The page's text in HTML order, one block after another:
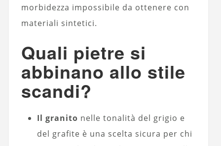
morbidezza impossibile da ottenere con
materiali sintetici.
Quali pietre si
abbinano allo stile
scandi?
Il granito nelle tonalità del grigio e
del grafite è una scelta sicura per chi